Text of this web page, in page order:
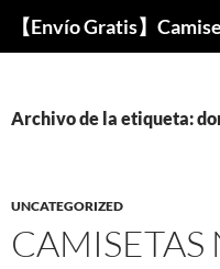
Buscar
Archivo de la etiqueta:
UNCATEGORIZED
CAMISETAS